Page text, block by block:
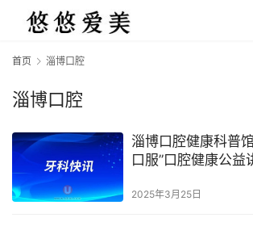
首页 淄博口腔
淄博口腔
淄博口腔健康科普
口服”口腔健康公益
2025年3月25日